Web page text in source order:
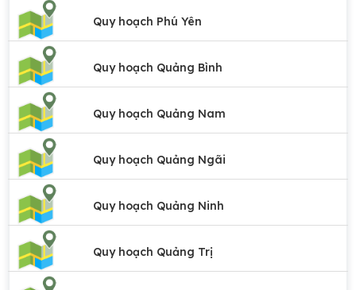
Quy hoạch Phú Yên
Quy hoạch Quảng Bình
Quy hoạch Quảng Nam
Quy hoạch Quảng Ngãi
Quy hoạch Quảng Ninh
Quy hoạch Quảng Trị